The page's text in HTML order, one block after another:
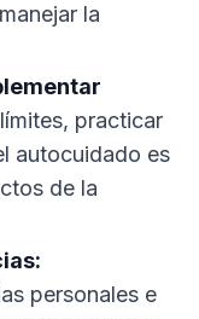
la
practicar
autocuidado es
de la
personales e